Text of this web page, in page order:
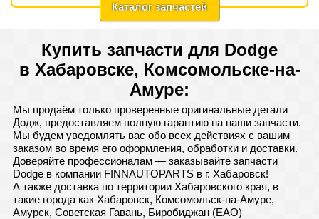
Каталог запчастей
Купить запчасти для Dodge
в Хабаровске, Комсомольске-на-
Амуре:
Мы продаём только проверенные оригинальные детали
Додж, предоставляем полную гарантию на наши запчасти.
Мы будем уведомлять вас обо всех действиях с вашим
заказом во время его оформления, обработки и доставки.
Доверяйте профессионалам — заказывайте запчасти
Dodge в компании FINNAUTOPARTS в г. Хабаровск!
А также доставка по территории Хабаровского края, в
такие города как Хабаровск, Комсомольск-на-Амуре,
Амурск, Советская Гавань, Биробиджан (ЕАО)